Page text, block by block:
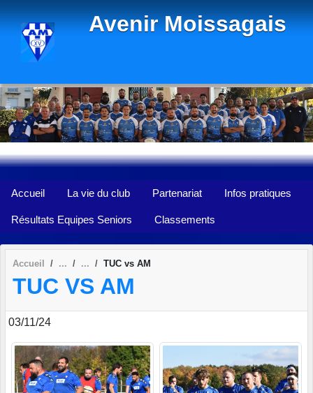
Avenir Moissagais
Accueil La vie du club Partenariat Infos pratiques
Résultats Equipes Seniors Classements
Accueil TUC vs AM
TUC VS AM
03/11/24